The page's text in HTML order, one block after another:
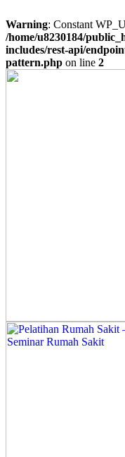
Warning: Constant
/home/u8230184/
includes/rest-api/
pattern.php on line 2
Skip